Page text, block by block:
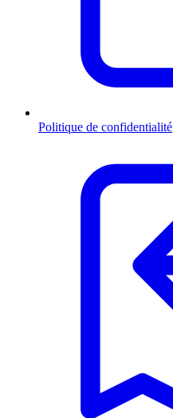
Politique de confidentialité